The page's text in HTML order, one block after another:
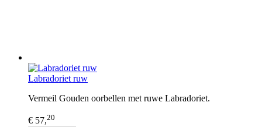
Labradoriet ruw
Vermeil Gouden oorbellen met ruwe Labradoriet.
€ 57,20